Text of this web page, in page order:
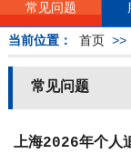
常见问题
当前位置： 首页 >>
常见问题
上海2026年个人